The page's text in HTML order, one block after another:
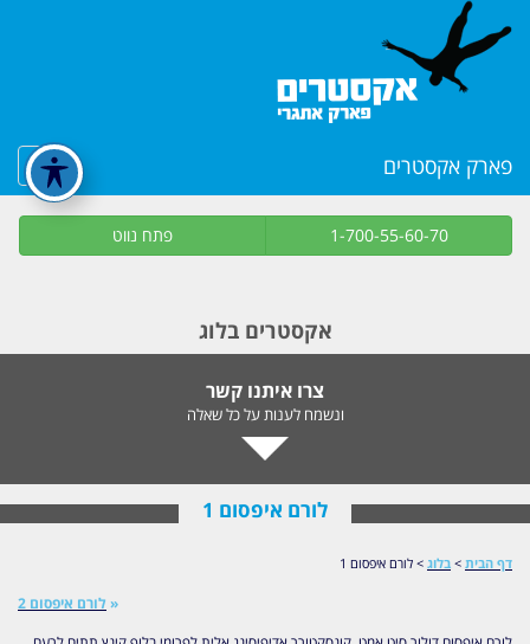
פארק אקסטרים
1-700-55-60-70 פתח נווט
אקסטרים בלוג
צרו איתנו קשר
ונשמח לענות על כל שאלה
לורם איפסום 1
דף הבית > בלוג > לורם איפסום 1
« לורם איפסום 2